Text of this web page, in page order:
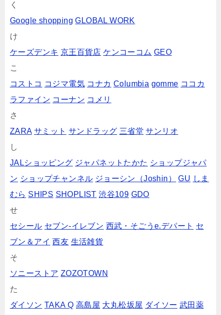
く
Google shopping GLOBAL WORK
け
ケーズデンキ 京王百貨店 ケンコーコム GEO
こ
コストコ コジマ電気 コナカ Columbia gomme ココカ
ラファイン コーナン コメリ
さ
ZARA サミット サンドラッグ 三省堂 サンリオ
し
JALショッピング ジャパネットたかた ショップジャパ
ン ショップチャンネル ジョーシン（Joshin） GU しま
むら SHIPS SHOPLIST 渋谷109 GDO
せ
セシール セブン‐イレブン 西武・そごうe.デパート セ
ブン＆アイ 西友 生活雑貨
そ
ソニーストア ZOZOTOWN
た
ダイソン TAKA Q 高島屋 大丸松坂屋 ダイソー 武田薬